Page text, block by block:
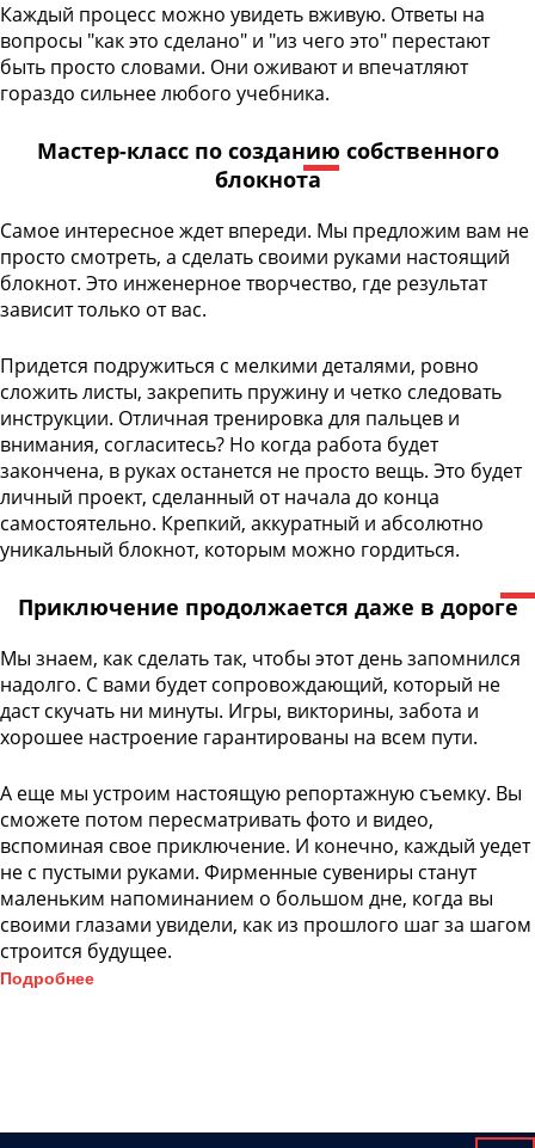
Каждый процесс можно увидеть вживую. Ответы на
вопросы "как это сделано" и "из чего это" перестают
быть просто словами. Они оживают и впечатляют
гораздо сильнее любого учебника.
Мастер-класс по созданию собственного
блокнота
Самое интересное ждет впереди. Мы предложим вам не
просто смотреть, а сделать своими руками настоящий
блокнот. Это инженерное творчество, где результат
зависит только от вас.
Придется подружиться с мелкими деталями, ровно
сложить листы, закрепить пружину и четко следовать
инструкции. Отличная тренировка для пальцев и
внимания, согласитесь? Но когда работа будет
закончена, в руках останется не просто вещь. Это будет
личный проект, сделанный от начала до конца
самостоятельно. Крепкий, аккуратный и абсолютно
уникальный блокнот, которым можно гордиться.
Приключение продолжается даже в дороге
Мы знаем, как сделать так, чтобы этот день запомнился
надолго. С вами будет сопровождающий, который не
даст скучать ни минуты. Игры, викторины, забота и
хорошее настроение гарантированы на всем пути.
А еще мы устроим настоящую репортажную съемку. Вы
сможете потом пересматривать фото и видео,
вспоминая свое приключение. И конечно, каждый уедет
не с пустыми руками. Фирменные сувениры станут
маленьким напоминанием о большом дне, когда вы
своими глазами увидели, как из прошлого шаг за шагом
строится будущее.
Подробнее